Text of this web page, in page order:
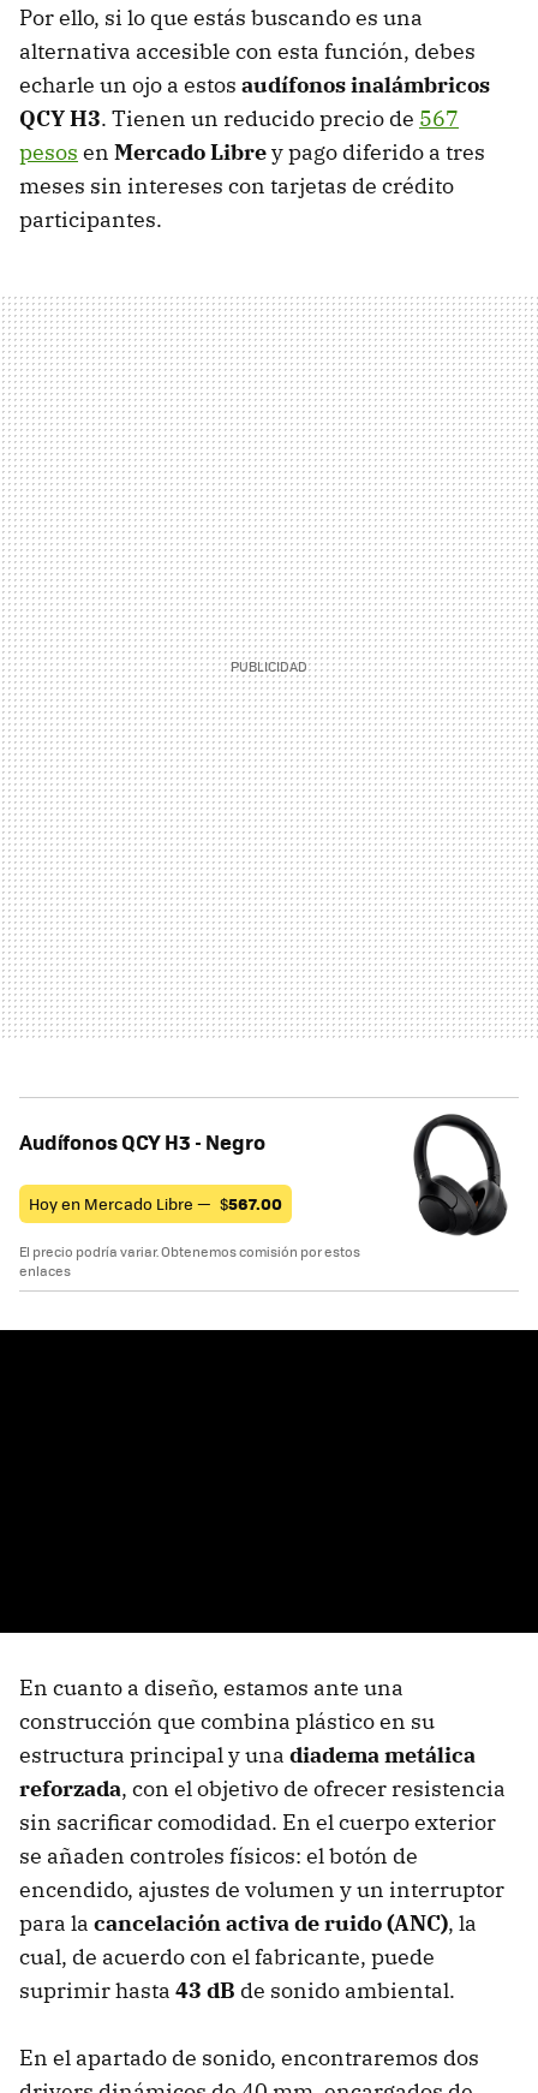
Por ello, si lo que estás buscando es una
alternativa accesible con esta función, debes
echarle un ojo a estos audífonos inalámbricos
QCY H3. Tienen un reducido precio de 567
pesos en Mercado Librey pago diferido a tres
meses sin intereses con tarjetas de crédito
participantes.
Audífonos QCY H3 - Negro
Hoy en Mercado Libre — $567.00
El precio podría variar. Obtenemos comisión por estos
enlaces
En cuanto a diseño, estamos ante una
construcción que combina plástico en su
estructura principal y una diadema metálica
reforzada, con el objetivo de ofrecer resistencia
sin sacrificar comodidad. En el cuerpo exterior
se añaden controles físicos: el botón de
encendido, ajustes de volumen y un interruptor
para la cancelación activa de ruido (ANC), la
cual, de acuerdo con el fabricante, puede
suprimir hasta 43 dB de sonido ambiental.
En el apartado de sonido, encontraremos dos